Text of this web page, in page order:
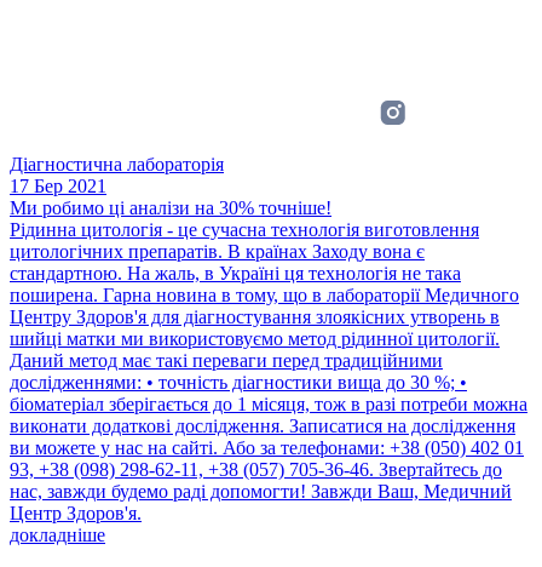
Діагностична лабораторія
17 Бер 2021
Ми робимо ці аналізи на 30% точніше!
Рідинна цитологія - це сучасна технологія виготовлення
цитологічних препаратів. В країнах Заходу вона є
стандартною. На жаль, в Україні ця технологія не така
поширена. Гарна новина в тому, що в лабораторії Медичного
Центру Здоров'я для діагностування злоякісних утворень в
шийці матки ми використовуємо метод рідинної цитології.
Даний метод має такі переваги перед традиційними
дослідженнями: • точність діагностики вища до 30 %; •
біоматеріал зберігається до 1 місяця, тож в разі потреби можна
виконати додаткові дослідження. Записатися на дослідження
ви можете у нас на сайті. Або за телефонами: +38 (050) 402 01
93, +38 (098) 298-62-11, +38 (057) 705-36-46. Звертайтесь до
нас, завжди будемо раді допомогти! Завжди Ваш, Медичний
Центр Здоров'я.
докладніше